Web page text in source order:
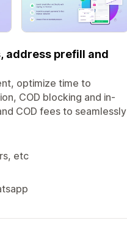
address prefill and
optimize time to
COD blocking and in-
COD fees to seamlessly
etc